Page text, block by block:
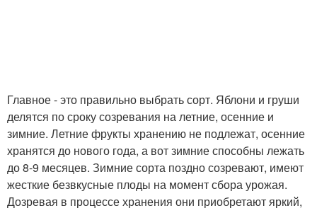
Главное - это правильно выбрать сорт. Яблони и груши
делятся по сроку созревания на летние, осенние и
зимние. Летние фрукты хранению не подлежат, осенние
хранятся до нового года, а вот зимние способны лежать
до 8-9 месяцев. Зимние сорта поздно созревают, имеют
жесткие безвкусные плоды на момент сбора урожая.
Дозревая в процессе хранения они приобретают яркий,